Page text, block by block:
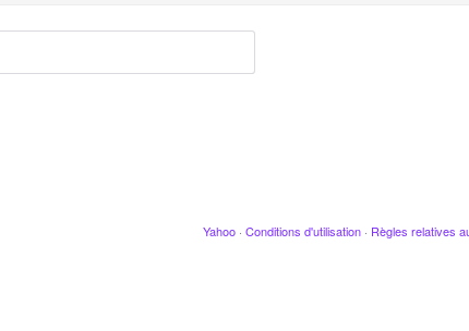
Yahoo · Conditions d'utilisation · Règles relatives